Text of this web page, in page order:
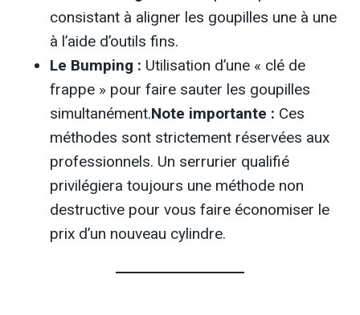
consistant à aligner les goupilles une à une
à l’aide d’outils fins.
Le Bumping : Utilisation d’une « clé de
frappe » pour faire sauter les goupilles
simultanément.Note importante : Ces
méthodes sont strictement réservées aux
professionnels. Un serrurier qualifié
privilégiera toujours une méthode non
destructive pour vous faire économiser le
prix d’un nouveau cylindre.